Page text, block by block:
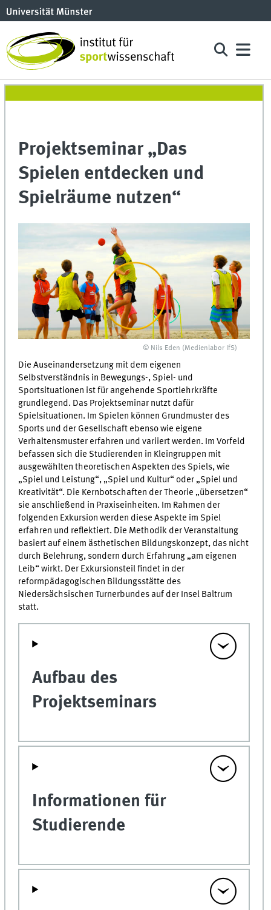
Projektseminar „Das
Spielen entdecken und
Spielräume nutzen“
© Nils Eden (Medienlabor IfS)
Die Auseinandersetzung mit dem eigenen
Selbstverständnis in Bewegungs-, Spiel- und
Sportsituationen ist für angehende Sportlehrkräfte
grundlegend. Das Projektseminar nutzt dafür
Spielsituationen. Im Spielen können Grundmuster des
Sports und der Gesellschaft ebenso wie eigene
Verhaltensmuster erfahren und variiert werden. Im Vorfeld
befassen sich die Studierenden in Kleingruppen mit
ausgewählten theoretischen Aspekten des Spiels, wie
„Spiel und Leistung“, „Spiel und Kultur“ oder „Spiel und
Kreativität“. Die Kernbotschaften der Theorie „übersetzen“
sie anschließend in Praxiseinheiten. Im Rahmen der
folgenden Exkursion werden diese Aspekte im Spiel
erfahren und reflektiert. Die Methodik der Veranstaltung
basiert auf einem ästhetischen Bildungskonzept, das nicht
durch Belehrung, sondern durch Erfahrung „am eigenen
Leib“ wirkt. Der Exkursionsteil findet in der
reformpädagogischen Bildungsstätte des
Niedersächsischen Turnerbundes auf der Insel Baltrum
statt.
Aufbau des
Projektseminars
Informationen für
Studierende